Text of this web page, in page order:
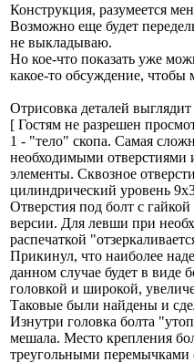
Конструкция, разумеется
Возможно еще будет
не выкладываю.
Но кое-что показать уже
какое-то обсуждение,
Отрисовка деталей выглядит
[ Гостям не разрешен
1 - "тело" скопа. Самая
необходимыми
элементы. Сквозное
цилиндрический уровень
Отверстия под болт с
версии. Для левши при
распечаткой
Прикинул, что наиболее
данном случае будет в виде
головкой и широкой,
Таковые были найдены и
Изнутри головка болта
мешала. Место крепления
треугольными перемычками